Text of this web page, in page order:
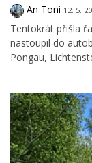
An Toni 12. 5.
Tentokrát přišla
nastoupil do
Pongau,